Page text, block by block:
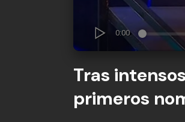
Tras
primeros